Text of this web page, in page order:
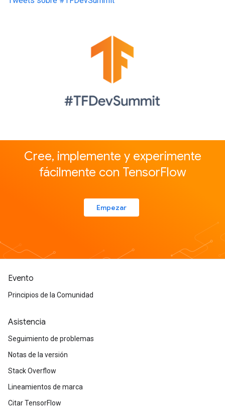
Cree, implemente y experimente
fácilmente con TensorFlow
Empezar
Evento
Principios de la Comunidad
Asistencia
Seguimiento de problemas
Notas de la versión
Stack Overflow
Lineamientos de marca
Citar TensorFlow